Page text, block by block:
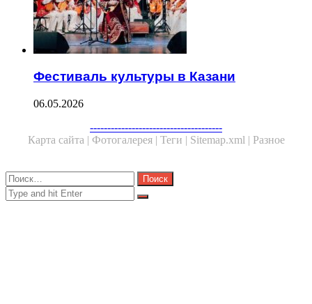
Фестиваль культуры в Казани
06.05.2026
--------------------------------------
Карта сайта | Фотогалерея | Теги | Sitemap.xml | Разное
Close
Найти:
Close
Search